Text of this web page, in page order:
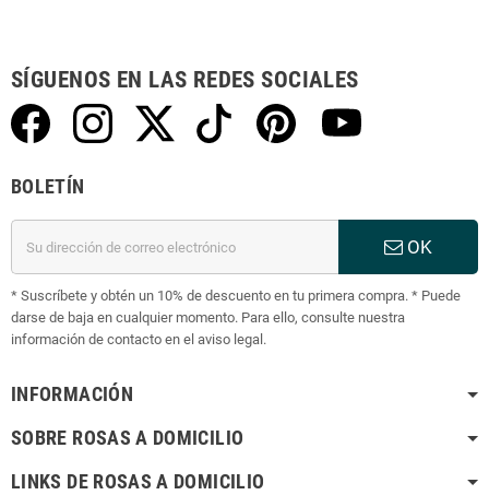
SÍGUENOS EN LAS REDES SOCIALES
BOLETÍN
OK
* Suscríbete y obtén un 10% de descuento en tu primera compra. * Puede
darse de baja en cualquier momento. Para ello, consulte nuestra
información de contacto en el aviso legal.
INFORMACIÓN
SOBRE ROSAS A DOMICILIO
LINKS DE ROSAS A DOMICILIO